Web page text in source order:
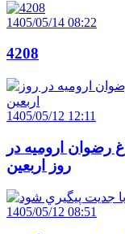
1405/05/14 08:22
4208
1405/05/12 12:11
رضوان ارومیه در
روز اربعین
1405/05/12 08:51